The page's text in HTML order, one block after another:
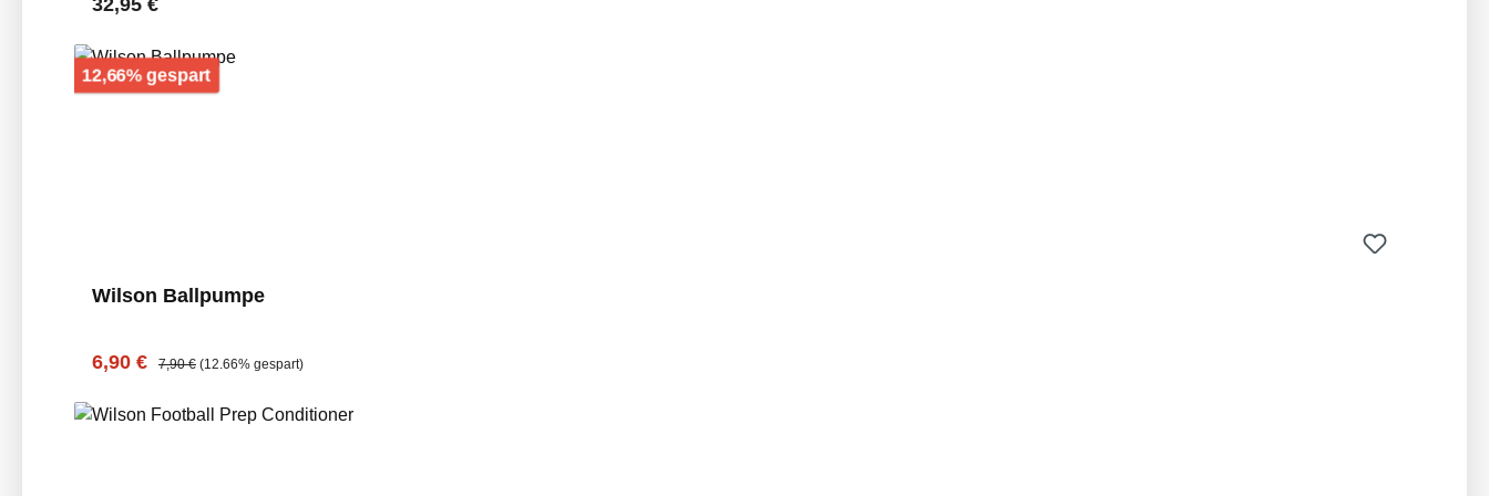
32,95 €
12,66% gespart
Wilson Ballpumpe
Verkaufspreis:
6,90 € Regulärer Preis:
7,90 € (12.66% gespart)